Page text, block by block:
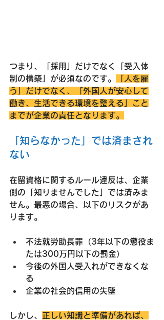
つまり、
「採用」だけでなく「受入体
制の構築」が必須なのです。
「人を雇
う」だけでなく、「外国人が安心して
働き、生活できる環境を整える」こと
までが企業の責任となります。
「知らなかった」では済まされ
ない
在留資格に関するルール違反は、企業
側の「知りませんでした」では済みま
せん。最悪の場合、以下のリスクがあ
ります。
不法就労助長罪 （3年以下の懲役ま
たは300万円以下の罰金）
今後の外国人受入れができなくな
る
企業の社会的信用の失墜
しかし、 正しい知識と準備があれば、